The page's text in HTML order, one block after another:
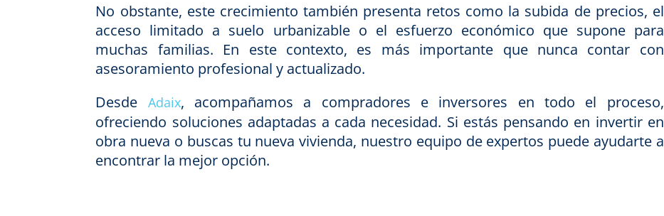
No obstante, este crecimiento también presenta retos como la subida de precios, el
acceso limitado a suelo urbanizable o el esfuerzo económico que supone para
muchas familias. En este contexto, es más importante que nunca contar con
asesoramiento profesional y actualizado.
Desde Adaix, acompañamos a compradores e inversores en todo el proceso,
ofreciendo soluciones adaptadas a cada necesidad. Si estás pensando en invertir en
obra nueva o buscas tu nueva vivienda, nuestro equipo de expertos puede ayudarte a
encontrar la mejor opción.